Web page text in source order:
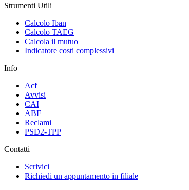
Strumenti Utili
Calcolo Iban
Calcolo TAEG
Calcola il mutuo
Indicatore costi complessivi
Info
Acf
Avvisi
CAI
ABF
Reclami
PSD2-TPP
Contatti
Scrivici
Richiedi un appuntamento in filiale